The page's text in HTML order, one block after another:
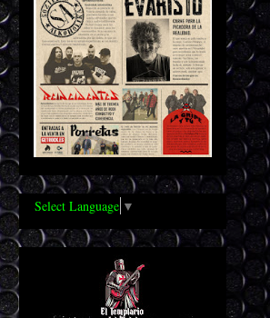
Select Language ▼